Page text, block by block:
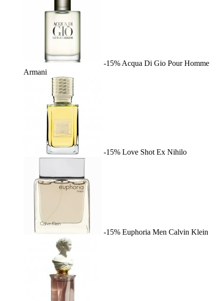
-15% Acqua Di Gio Pour Homme
Armani
-15% Love Shot Ex Nihilo
-15% Euphoria Men Calvin Klein